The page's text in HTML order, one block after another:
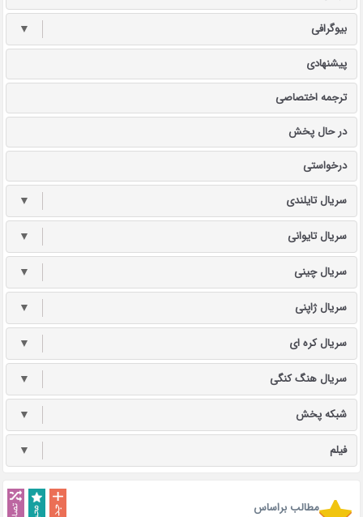
بیوگرافی ▼
پیشنهادی
ترجمه اختصاصی
در حال پخش
درخواستی
سریال تایلندی ▼
سریال تایوانی ▼
سریال چینی ▼
سریال ژاپنی ▼
سریال کره ای ▼
سریال هنگ کنگی ▼
شبکه پخش ▼
فیلم ▼
مطالب براساس